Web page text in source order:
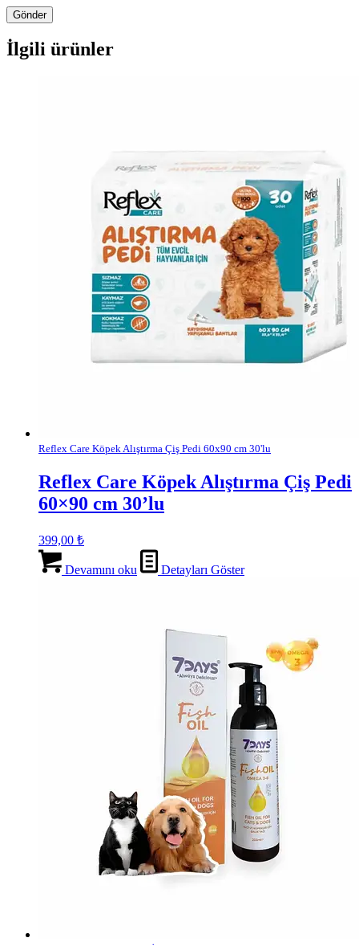
İlgili ürünler
Reflex Care Köpek Alıştırma Çiş Pedi 60x90 cm 30'lu
Reflex Care Köpek Alıştırma Çiş Pedi
60×90 cm 30’lu
399,00 ₺
Devamını oku Detayları Göster